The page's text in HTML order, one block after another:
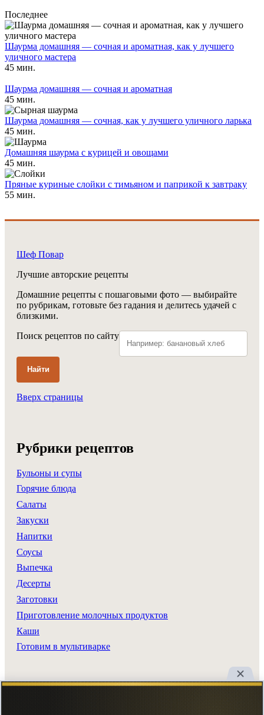
Последнее
Шаурма домашняя — сочная и ароматная, как у лучшего
уличного мастера
45 мин.
Шаурма домашняя — сочная и ароматная
45 мин.
Шаурма домашняя — сочная, как у лучшего уличного ларька
45 мин.
Домашняя шаурма с курицей и овощами
45 мин.
Пряные куриные слойки с тимьяном и паприкой к завтраку
55 мин.
Шеф Повар
Лучшие авторские рецепты
Домашние рецепты с пошаговыми фото — выбирайте
по рубрикам, готовьте без гадания и делитесь удачей с
близкими.
Поиск рецептов по сайту
Найти
Вверх страницы
Рубрики рецептов
Бульоны и супы
Горячие блюда
Салаты
Закуски
Напитки
Соусы
Выпечка
Десерты
Заготовки
Приготовление молочных продуктов
Каши
Готовим в мультиварке